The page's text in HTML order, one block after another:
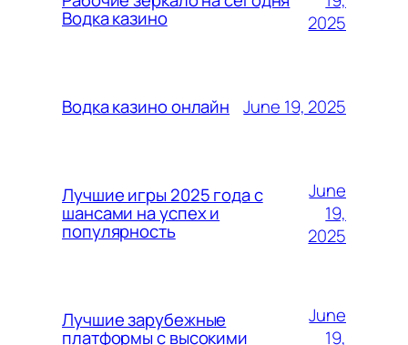
Водка казино
2025
Водка казино онлайн June 19, 2025
Лучшие игры 2025 года с
шансами на успех и
популярность
June
19,
2025
Лучшие зарубежные
платформы с высокими
June
19,